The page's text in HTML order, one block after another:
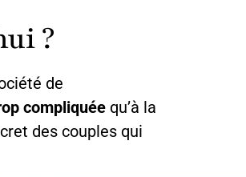
?
de
compliquée qu’à la
des couples qui